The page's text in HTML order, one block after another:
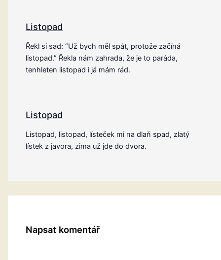
Listopad
Řekl si sad: “Už bych měl spát, protože začíná
listopad.” Řekla nám zahrada, že je to paráda,
tenhleten listopad i já mám rád.
Listopad
Listopad, listopad, lísteček mi na dlaň spad, zlatý
lístek z javora, zima už jde do dvora.
Napsat komentář